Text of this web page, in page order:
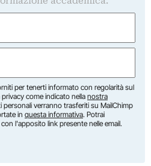
per tenerti informato con regolarità sul
come indicato nella nostra
personali verranno trasferiti su MailChimp
in questa informativa. Potrai
l'apposito link presente nelle email.